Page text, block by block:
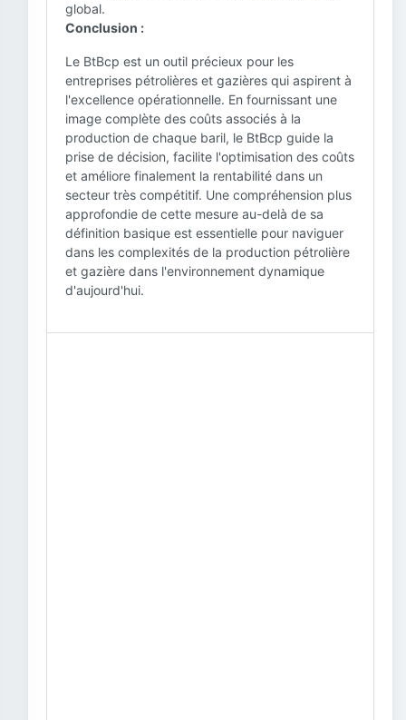
global.
Conclusion :
Le BtBcp est un outil précieux pour les
entreprises pétrolières et gazières qui aspirent à
l'excellence opérationnelle. En fournissant une
image complète des coûts associés à la
production de chaque baril, le BtBcp guide la
prise de décision, facilite l'optimisation des coûts
et améliore finalement la rentabilité dans un
secteur très compétitif. Une compréhension plus
approfondie de cette mesure au-delà de sa
définition basique est essentielle pour naviguer
dans les complexités de la production pétrolière
et gazière dans l'environnement dynamique
d'aujourd'hui.